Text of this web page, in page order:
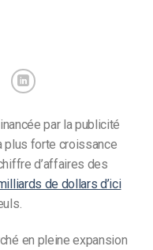
par la publicité
plus forte croissance
d’affaires des
de dollars d’ici
en pleine expansion